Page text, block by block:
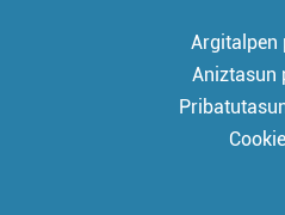
Argitalpen
Aniztasun